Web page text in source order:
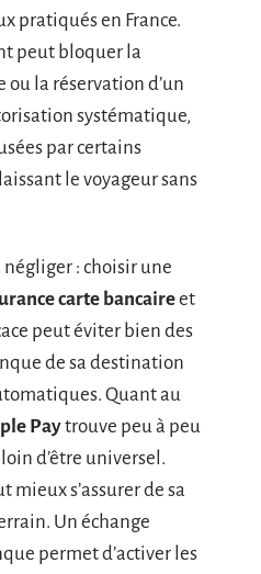
pratiqués en France.
peut bloquer la
ou la réservation d’un
systématique,
par certains
le voyageur sans
négliger : choisir une
carte bancaireet
peut éviter bien des
de sa destination
Quant au
Paytrouve peu à peu
d’être universel.
mieux s’assurer de sa
Un échange
permet d’activer les